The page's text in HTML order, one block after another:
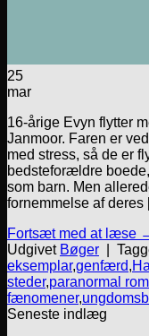
25
mar
16-årige Evyn flytter
Janmoor. Faren er
med stress, så de er
bedsteforældre
som barn. Men
fornemmelse af
Fortsæt med at læse
Udgivet Bøger
eksemplar,genfærd,
steder,paranormal
fænomener,
Seneste indlæg